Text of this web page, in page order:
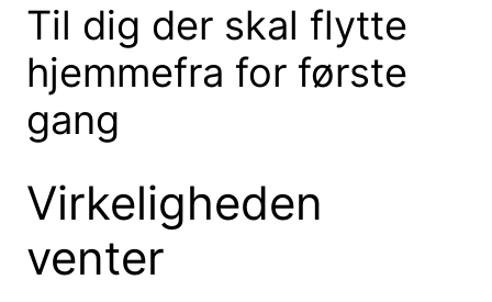
Til dig der skal flytte
hjemmefra for første
gang
Virkeligheden
venter